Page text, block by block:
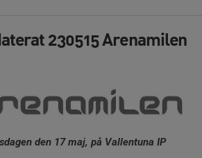
230515 Arenamilen
den 17 maj, på Vallentuna IP